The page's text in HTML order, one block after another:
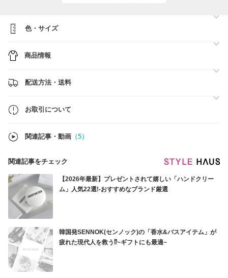
色・サイズ
商品情報
配送方法・送料
お取引について
関連記事・動画 （5）
関連記事をチェック
【2026年最新】プレゼントされて嬉しい「ハンドクリー
ム」人気22選!-おすすめなブランド厳選
韓国発SENNOK(センノック)の「香水&バスアイテム」が
疲れた現代人を救う⁉︎~ギフトにも最適~